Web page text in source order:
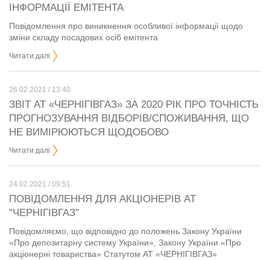
ІНФОРМАЦІЇ ЕМІТЕНТА
Повідомлення про виникнення особливої інформації щодо
зміни складу посадових осіб емітента
Читати далі
26.02.2021 / 13:40
ЗВІТ АТ «ЧЕРНІГІВГАЗ» ЗА 2020 РІК ПРО ТОЧНІСТЬ
ПРОГНОЗУВАННЯ ВІДБОРІВ/СПОЖИВАННЯ, ЩО
НЕ ВИМІРЮЮТЬСЯ ЩОДОБОВО
Читати далі
24.02.2021 / 09:51
ПОВІДОМЛЕННЯ ДЛЯ АКЦІОНЕРІВ АТ
"ЧЕРНІГІВГАЗ"
Повідомляємо, що відповідно до положень Закону України
«Про депозитарну систему України», Закону України «Про
акціонерні товариства» Статутом АТ «ЧЕРНІГІВГАЗ»